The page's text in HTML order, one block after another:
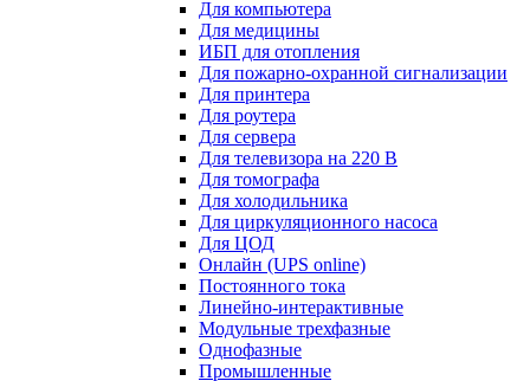
Для компьютера
Для медицины
ИБП для отопления
Для пожарно-охранной сигнализации
Для принтера
Для роутера
Для сервера
Для телевизора на 220 В
Для томографа
Для холодильника
Для циркуляционного насоса
Для ЦОД
Онлайн (UPS online)
Постоянного тока
Линейно-интерактивные
Модульные трехфазные
Однофазные
Промышленные